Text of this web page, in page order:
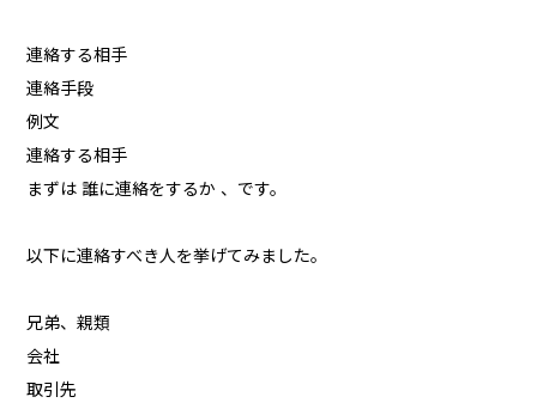
連絡する相手
連絡手段
例文
連絡する相手
まずは 誰に連絡をするか 、です。
以下に連絡すべき人を挙げてみました。
兄弟、親類
会社
取引先